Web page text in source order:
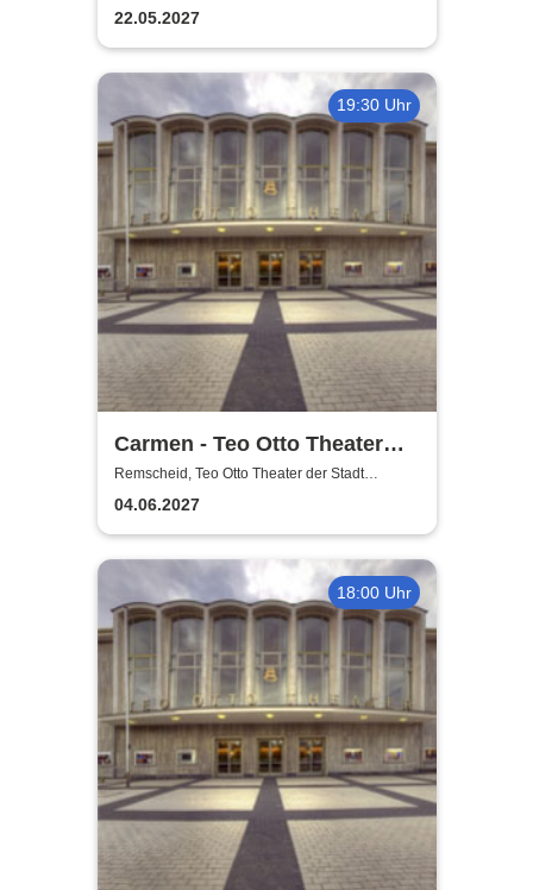
Remscheid
22.05.2027
19:30 Uhr
Carmen - Teo Otto Theater
der Stadt Remscheid
Remscheid, Teo Otto Theater der Stadt
Remscheid
04.06.2027
18:00 Uhr